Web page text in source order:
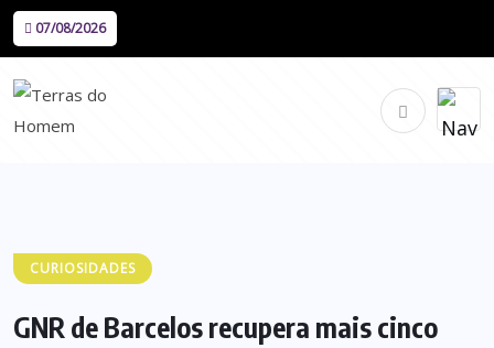
07/08/2026
CURIOSIDADES
GNR de Barcelos recupera mais cinco